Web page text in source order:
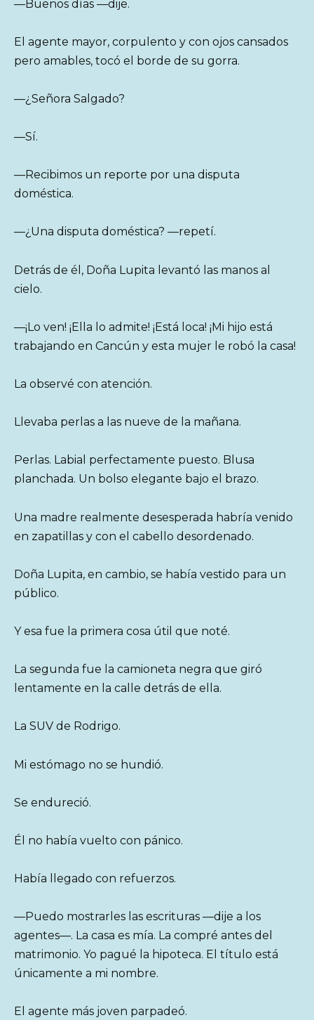
—Buenos días —dije.
El agente mayor, corpulento y con ojos cansados
pero amables, tocó el borde de su gorra.
—¿Señora Salgado?
—Sí.
—Recibimos un reporte por una disputa
doméstica.
—¿Una disputa doméstica? —repetí.
Detrás de él, Doña Lupita levantó las manos al
cielo.
—¡Lo ven! ¡Ella lo admite! ¡Está loca! ¡Mi hijo está
trabajando en Cancún y esta mujer le robó la casa!
La observé con atención.
Llevaba perlas a las nueve de la mañana.
Perlas. Labial perfectamente puesto. Blusa
planchada. Un bolso elegante bajo el brazo.
Una madre realmente desesperada habría venido
en zapatillas y con el cabello desordenado.
Doña Lupita, en cambio, se había vestido para un
público.
Y esa fue la primera cosa útil que noté.
La segunda fue la camioneta negra que giró
lentamente en la calle detrás de ella.
La SUV de Rodrigo.
Mi estómago no se hundió.
Se endureció.
Él no había vuelto con pánico.
Había llegado con refuerzos.
—Puedo mostrarles las escrituras —dije a los
agentes—. La casa es mía. La compré antes del
matrimonio. Yo pagué la hipoteca. El título está
únicamente a mi nombre.
El agente más joven parpadeó.